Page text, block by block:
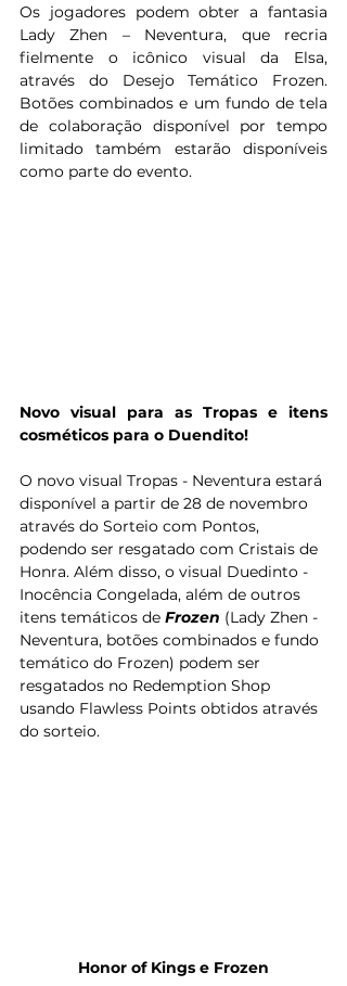
Os jogadores podem obter a fantasia
Lady Zhen – Neventura, que recria
fielmente o icônico visual da Elsa,
através do Desejo Temático Frozen.
Botões combinados e um fundo de tela
de colaboração disponível por tempo
limitado também estarão disponíveis
como parte do evento.
Novo visual para as Tropas e itens
cosméticos para o Duendito!
O novo visual Tropas - Neventura estará
disponível a partir de 28 de novembro
através do Sorteio com Pontos,
podendo ser resgatado com Cristais de
Honra. Além disso, o visual Duedinto -
Inocência Congelada, além de outros
itens temáticos de Frozen (Lady Zhen -
Neventura, botões combinados e fundo
temático do Frozen) podem ser
resgatados no Redemption Shop
usando Flawless Points obtidos através
do sorteio.
Honor of Kings e Frozen